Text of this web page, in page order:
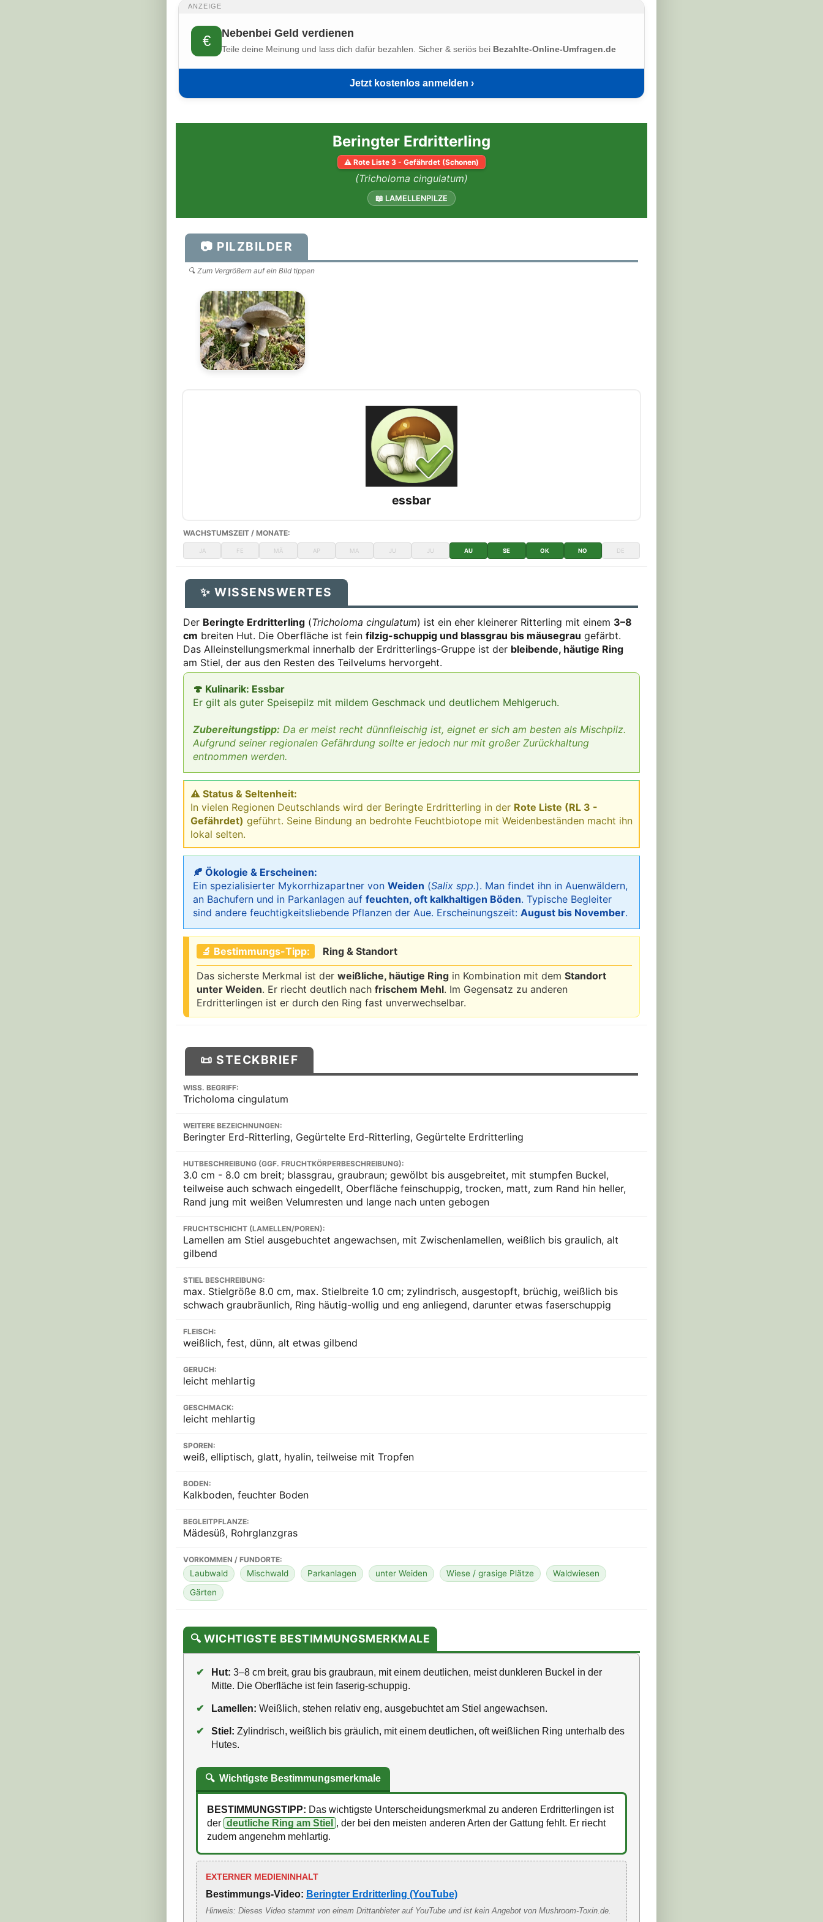
ANZEIGE
€ Nebenbei Geld verdienen
Teile deine Meinung und lass dich dafür bezahlen. Sicher & seriös bei Bezahlte-Online-Umfragen.de
Jetzt kostenlos anmelden ›
Beringter Erdritterling
⚠ Rote Liste 3 - Gefährdet (Schonen)
(Tricholoma cingulatum)
📖 LAMELLENPILZE
📷 PILZBILDER
🔍 Zum Vergrößern auf ein Bild tippen
essbar
WACHSTUMSZEIT / MONATE:
JA FE MÄ AP MA JU JU AU SE OK NO DE
✨ WISSENSWERTES
Der Beringte Erdritterling (Tricholoma cingulatum) ist ein eher kleinerer Ritterling mit einem 3–8
cm breiten Hut. Die Oberfläche ist fein filzig-schuppig und blassgrau bis mäusegrau gefärbt.
Das Alleinstellungsmerkmal innerhalb der Erdritterlings-Gruppe ist der bleibende, häutige Ring
am Stiel, der aus den Resten des Teilvelums hervorgeht.
🍄 Kulinarik: Essbar
Er gilt als guter Speisepilz mit mildem Geschmack und deutlichem Mehlgeruch.
Zubereitungstipp: Da er meist recht dünnfleischig ist, eignet er sich am besten als Mischpilz.
Aufgrund seiner regionalen Gefährdung sollte er jedoch nur mit großer Zurückhaltung
entnommen werden.
⚠ Status & Seltenheit:
In vielen Regionen Deutschlands wird der Beringte Erdritterling in der Rote Liste (RL 3 -
Gefährdet) geführt. Seine Bindung an bedrohte Feuchtbiotope mit Weidenbeständen macht ihn
lokal selten.
🍂 Ökologie & Erscheinen:
Ein spezialisierter Mykorrhizapartner von Weiden (Salix spp.). Man findet ihn in Auenwäldern,
an Bachufern und in Parkanlagen auf feuchten, oft kalkhaltigen Böden. Typische Begleiter
sind andere feuchtigkeitsliebende Pflanzen der Aue. Erscheinungszeit: August bis November.
🔬 Bestimmungs-Tipp:
Ring & Standort
Das sicherste Merkmal ist der weißliche, häutige Ring in Kombination mit dem Standort
unter Weiden. Er riecht deutlich nach frischem Mehl. Im Gegensatz zu anderen
Erdritterlingen ist er durch den Ring fast unverwechselbar.
📜 STECKBRIEF
WISS. BEGRIFF:
Tricholoma cingulatum
WEITERE BEZEICHNUNGEN:
Beringter Erd-Ritterling, Gegürtelte Erd-Ritterling, Gegürtelte Erdritterling
HUTBESCHREIBUNG (GGF. FRUCHTKÖRPERBESCHREIBUNG):
3.0 cm - 8.0 cm breit; blassgrau, graubraun; gewölbt bis ausgebreitet, mit stumpfen Buckel,
teilweise auch schwach eingedellt, Oberfläche feinschuppig, trocken, matt, zum Rand hin heller,
Rand jung mit weißen Velumresten und lange nach unten gebogen
FRUCHTSCHICHT (LAMELLEN/POREN):
Lamellen am Stiel ausgebuchtet angewachsen, mit Zwischenlamellen, weißlich bis graulich, alt
gilbend
STIEL BESCHREIBUNG:
max. Stielgröße 8.0 cm, max. Stielbreite 1.0 cm; zylindrisch, ausgestopft, brüchig, weißlich bis
schwach graubräunlich, Ring häutig-wollig und eng anliegend, darunter etwas faserschuppig
FLEISCH:
weißlich, fest, dünn, alt etwas gilbend
GERUCH:
leicht mehlartig
GESCHMACK:
leicht mehlartig
SPOREN:
weiß, elliptisch, glatt, hyalin, teilweise mit Tropfen
BODEN:
Kalkboden, feuchter Boden
BEGLEITPFLANZE:
Mädesüß, Rohrglanzgras
VORKOMMEN / FUNDORTE:
Laubwald Mischwald Parkanlagen unter Weiden Wiese / grasige Plätze
Waldwiesen
Gärten
🔍 WICHTIGSTE BESTIMMUNGSMERKMALE
✔ Hut: 3–8 cm breit, grau bis graubraun, mit einem deutlichen, meist dunkleren Buckel in der
Mitte. Die Oberfläche ist fein faserig-schuppig.
✔ Lamellen: Weißlich, stehen relativ eng, ausgebuchtet am Stiel angewachsen.
✔ Stiel: Zylindrisch, weißlich bis gräulich, mit einem deutlichen, oft weißlichen Ring unterhalb des
Hutes.
🔍 Wichtigste Bestimmungsmerkmale
BESTIMMUNGSTIPP: Das wichtigste Unterscheidungsmerkmal zu anderen Erdritterlingen ist
der deutliche Ring am Stiel , der bei den meisten anderen Arten der Gattung fehlt. Er riecht
zudem angenehm mehlartig.
EXTERNER MEDIENINHALT
Bestimmungs-Video: Beringter Erdritterling (YouTube)
Hinweis: Dieses Video stammt von einem Drittanbieter auf YouTube und ist kein Angebot von Mushroom-Toxin.de.